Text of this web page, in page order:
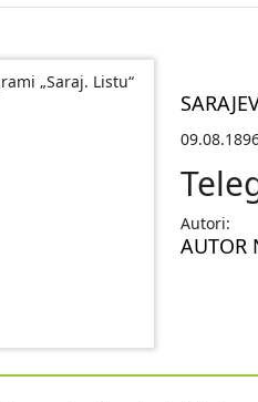
Autori:
AUTOR